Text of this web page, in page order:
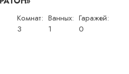
Комнат:
3
Ванных:
1
Гаражей:
0